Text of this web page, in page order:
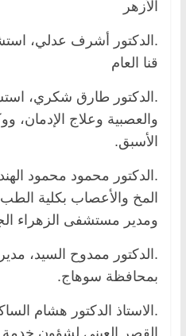
الأزهر
.الدكتور أشرف عدلي،
قنا العام
.الدكتور طارق شكري،
والعصبية وعلاج الإدمان،
الأسبق.
.الدكتور محمود محمود
المخ والأعصاب بكلية الطب
ومدير مستشفى الزهراء
.الدكتور ممدوح السيد،
بمحافظة سوهاج.
.الاستاذ الدكتور هشام
القصر العيني لشؤون خدمة